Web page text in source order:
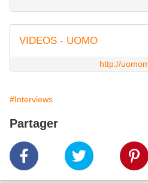
VIDEOS - UOMO
http://
#Interviews
Partager